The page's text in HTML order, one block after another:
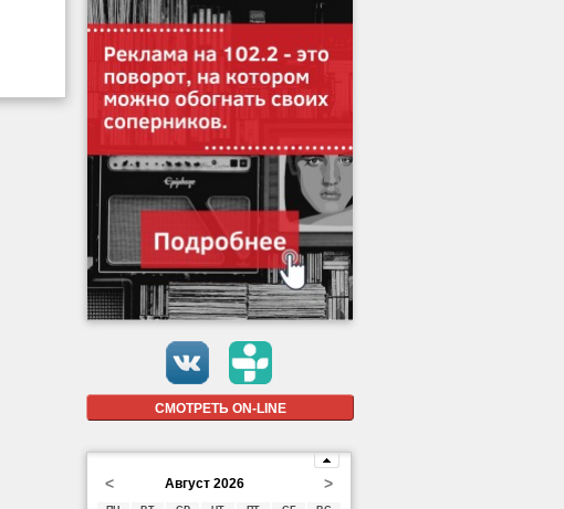
СМОТРЕТЬ ON-LINE
< >
Август 2026